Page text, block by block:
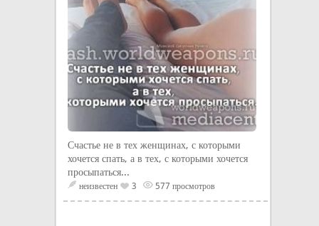
Счастье не в тех женщинах, с которыми
хочется спать, а в тех, с которыми хочется
просыпаться...
неизвестен 3 577 просмотров